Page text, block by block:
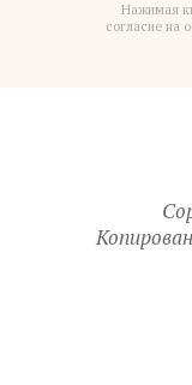
Нажимая
согласие на